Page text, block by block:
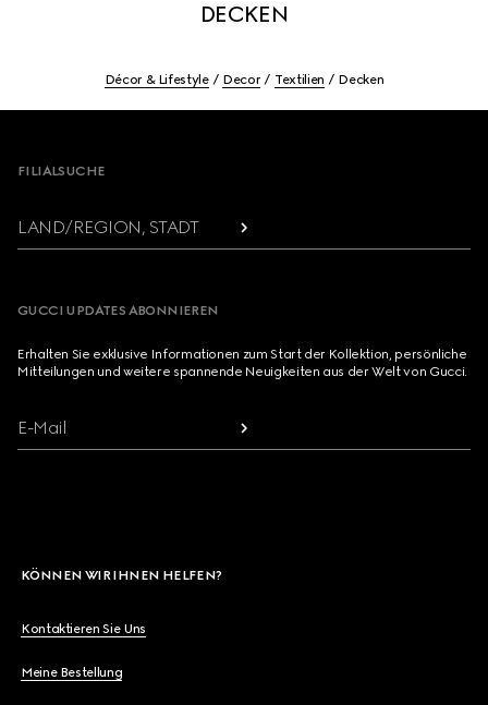
DECKEN
Décor & Lifestyle Decor Textilien Decken
FILIALSUCHE
LAND/REGION, STADT
GUCCI UPDATES ABONNIEREN
Erhalten Sie exklusive Informationen zum Start der Kollektion, persönliche
Mitteilungen und weitere spannende Neuigkeiten aus der Welt von Gucci.
E-Mail
KÖNNEN WIR IHNEN HELFEN?
Kontaktieren Sie Uns
Meine Bestellung